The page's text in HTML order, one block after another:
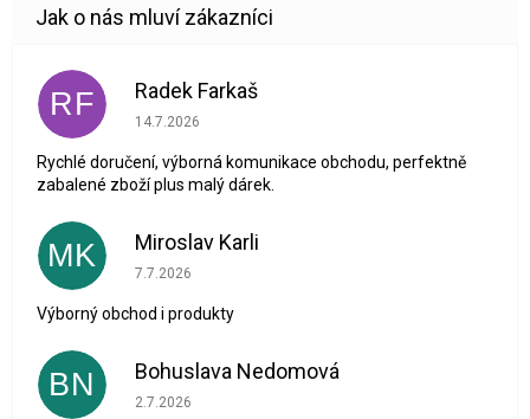
RF Radek Farkaš
Hodnocení obchodu je 5 z 5 hvězdiček.
14.7.2026
Rychlé doručení, výborná komunikace obchodu, perfektně
zabalené zboží plus malý dárek.
MK Miroslav Karli
Hodnocení obchodu je 5 z 5 hvězdiček.
7.7.2026
Výborný obchod i produkty
BN Bohuslava Nedomová
Hodnocení obchodu je 5 z 5 hvězdiček.
2.7.2026